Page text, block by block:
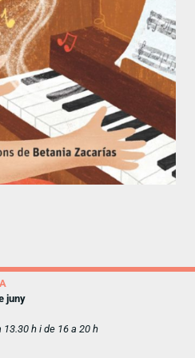
juny
h i de 16 a 20 h